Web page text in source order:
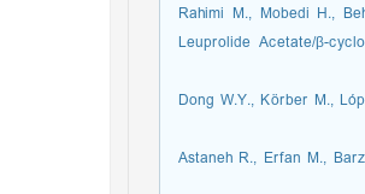
24. Rahimi M., Mobedi
Leuprolide Acetate/β-
25. Dong W.Y., Körber
26. Astaneh R., Erfan M.,